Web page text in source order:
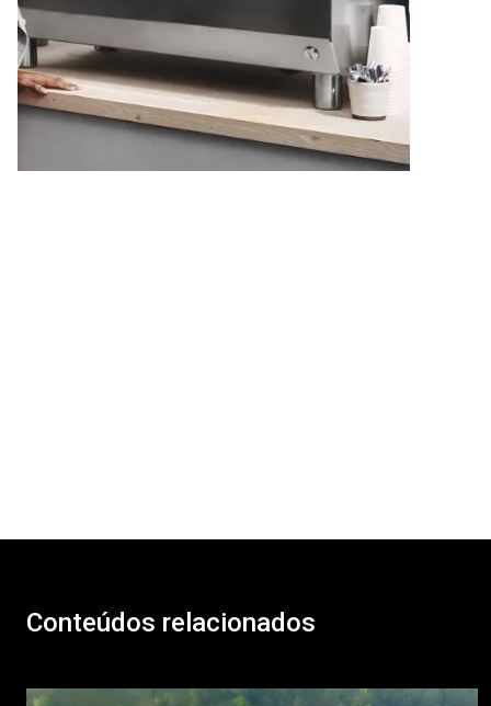
Conteúdos relacionados